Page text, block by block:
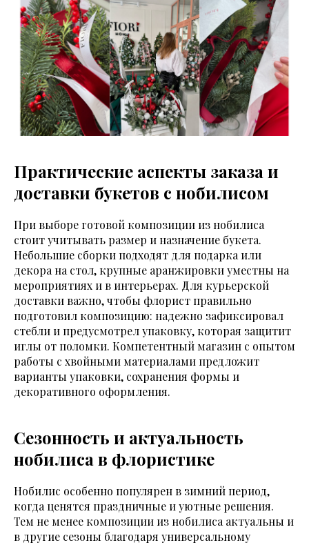
Практические аспекты заказа и
доставки букетов с нобилисом
При выборе готовой композиции из нобилиса
стоит учитывать размер и назначение букета.
Небольшие сборки подходят для подарка или
декора на стол, крупные аранжировки уместны на
мероприятиях и в интерьерах. Для курьерской
доставки важно, чтобы флорист правильно
подготовил композицию: надежно зафиксировал
стебли и предусмотрел упаковку, которая защитит
иглы от поломки. Компетентный магазин с опытом
работы с хвойными материалами предложит
варианты упаковки, сохранения формы и
декоративного оформления.
Сезонность и актуальность
нобилиса в флористике
Нобилис особенно популярен в зимний период,
когда ценятся праздничные и уютные решения.
Тем не менее композиции из нобилиса актуальны и
в другие сезоны благодаря универсальному